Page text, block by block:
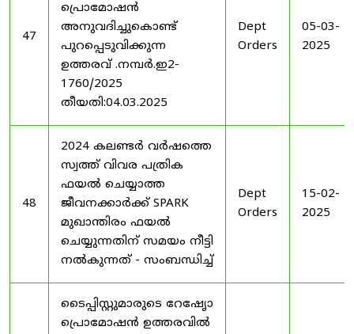
47
പ്രൊമോഷൻ
അനുവദിച്ചുകൊണ്ട്
പുറപ്പെടുവിക്കുന്ന
ഉത്തരവ് .നമ്പർ.ഇ2-
1760/2025
തീയതി:04.03.2025
Dept
Orders
05-03-
2025
48
2024 കലണ്ടർ വർഷത്തെ
സ്വത്ത് വിവര പത്രിക
ഫയൽ ചെയ്യാത്ത
ജീവനക്കാർക്ക് SPARK
മുഖാന്തിരം ഫയൽ
ചെയ്യുന്നതിന് സമയം നീട്ടി
നൽകുന്നത് - സംബന്ധിച്ച്
Dept
Orders
15-02-
2025
ടൈപ്പിസ്റ്റുമാരുടെ റേഷേൃാ
പ്രൊമോഷൻ ഉത്തരവിൽ